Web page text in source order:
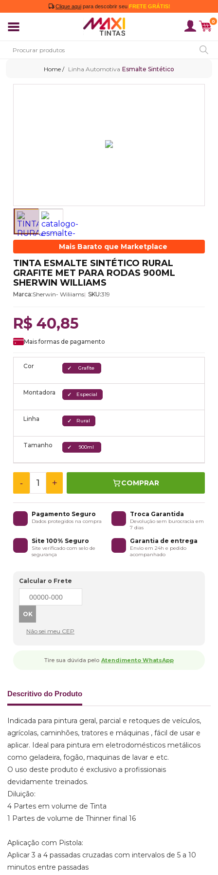
Clique aqui para descobrir seu FRETE GRÁTIS!
0
Linha Automotiva Esmalte Sintético
Mais Barato que Marketplace
TINTA ESMALTE SINTÉTICO RURAL
GRAFITE MET PARA RODAS 900ML
SHERWIN WILLIAMS
Marca:Sherwin- Wiliiams SKU:319
R$ 40,85
Mais formas de pagamento
Cor Grafite
Montadora Especial
Linha Rural
Tamanho 900ml
- + COMPRAR
Pagamento Seguro
Dados protegidos na compra
Troca Garantida
Devolução sem burocracia em
7 dias
Site 100% Seguro
Site verificado com selo de
segurança
Garantia de entrega
Envio em 24h e pedido
acompanhado
Calcular o Frete
Não sei meu CEP
Tire sua dúvida pelo Atendimento WhatsApp
Descritivo do Produto
Indicada para pintura geral, parcial e retoques de veículos,
agrícolas, caminhões, tratores e máquinas , fácil de usar e
aplicar. Ideal para pintura em eletrodomésticos metálicos
como geladeira, fogão, maquinas de lavar e etc.
O uso deste produto é exclusivo a profissionais
devidamente treinados.
Diluição:
4 Partes em volume de Tinta
1 Partes de volume de Thinner final 16
Aplicação com Pistola:
Aplicar 3 a 4 passadas cruzadas com intervalos de 5 a 10
minutos entre passadas